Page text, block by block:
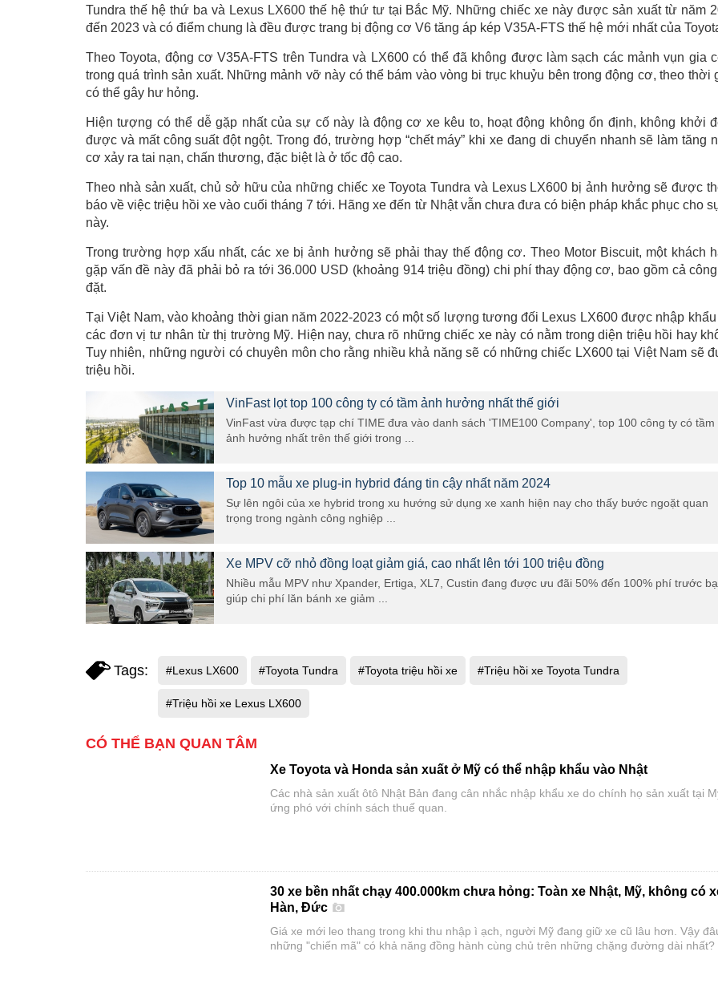
Tundra thế hệ thứ ba và Lexus LX600 thế hệ thứ tư tại Bắc Mỹ. Những chiếc xe này được sản xuất từ năm
đến 2023 và có điểm chung là đều được trang bị động cơ V6 tăng áp kép V35A-FTS thế hệ mới nhất của
Theo Toyota, động cơ V35A-FTS trên Tundra và LX600 có thể đã không được làm sạch các mảnh vụn gia
trong quá trình sản xuất. Những mảnh vỡ này có thể bám vào vòng bi trục khuỷu bên trong động cơ, theo thời
có thể gây hư hỏng.
Hiện tượng có thể dễ gặp nhất của sự cố này là động cơ xe kêu to, hoạt động không ổn định, không khởi
được và mất công suất đột ngột. Trong đó, trường hợp “chết máy” khi xe đang di chuyển nhanh sẽ làm tăng
cơ xảy ra tai nạn, chấn thương, đặc biệt là ở tốc độ cao.
Theo nhà sản xuất, chủ sở hữu của những chiếc xe Toyota Tundra và Lexus LX600 bị ảnh hưởng sẽ được
báo về việc triệu hồi xe vào cuối tháng 7 tới. Hãng xe đến từ Nhật vẫn chưa đưa có biện pháp khắc phục cho
này.
Trong trường hợp xấu nhất, các xe bị ảnh hưởng sẽ phải thay thế động cơ. Theo Motor Biscuit, một khách
gặp vấn đề này đã phải bỏ ra tới 36.000 USD (khoảng 914 triệu đồng) chi phí thay động cơ, bao gồm cả
đặt.
Tại Việt Nam, vào khoảng thời gian năm 2022-2023 có một số lượng tương đối Lexus LX600 được nhập
các đơn vị tư nhân từ thị trường Mỹ. Hiện nay, chưa rõ những chiếc xe này có nằm trong diện triệu hồi hay
Tuy nhiên, những người có chuyên môn cho rằng nhiều khả năng sẽ có những chiếc LX600 tại Việt Nam sẽ
triệu hồi.
VinFast lọt top 100 công ty có tầm ảnh hưởng nhất thế giới
VinFast vừa được tạp chí TIME đưa vào danh sách 'TIME100 Company', top 100 công ty có tầm
ảnh hưởng nhất trên thế giới trong ...
Top 10 mẫu xe plug-in hybrid đáng tin cậy nhất năm 2024
Sự lên ngôi của xe hybrid trong xu hướng sử dụng xe xanh hiện nay cho thấy bước ngoặt quan
trọng trong ngành công nghiệp ...
Xe MPV cỡ nhỏ đồng loạt giảm giá, cao nhất lên tới 100 triệu đồng
Nhiều mẫu MPV như Xpander, Ertiga, XL7, Custin đang được ưu đãi 50% đến 100% phí trước bạ,
giúp chi phí lăn bánh xe giảm ...
Tags: #Lexus LX600 #Toyota Tundra #Toyota triệu hồi xe #Triệu hồi xe Toyota Tundra
#Triệu hồi xe Lexus LX600
CÓ THỂ BẠN QUAN TÂM
Xe Toyota và Honda sản xuất ở Mỹ có thể nhập khẩu vào Nhật
Các nhà sản xuất ôtô Nhật Bản đang cân nhắc nhập khẩu xe do chính họ sản xuất tại
ứng phó với chính sách thuế quan.
30 xe bền nhất chạy 400.000km chưa hỏng: Toàn xe Nhật, Mỹ, không có
Hàn, Đức
Giá xe mới leo thang trong khi thu nhập ì ạch, người Mỹ đang giữ xe cũ lâu hơn. Vậy
những "chiến mã" có khả năng đồng hành cùng chủ trên những chặng đường dài nhất?